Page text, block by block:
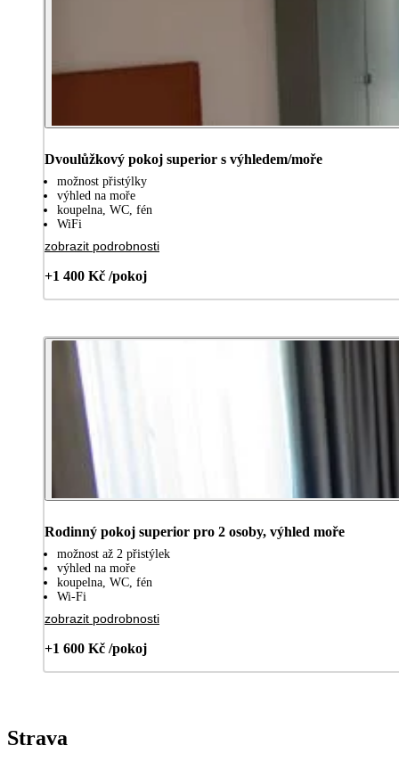
Dvoulůžkový pokoj superior s výhledem/moře
možnost přistýlky
výhled na moře
koupelna, WC, fén
WiFi
zobrazit podrobnosti
+1 400 Kč /pokoj
Rodinný pokoj superior pro 2 osoby, výhled moře
možnost až 2 přistýlek
výhled na moře
koupelna, WC, fén
Wi-Fi
zobrazit podrobnosti
+1 600 Kč /pokoj
Strava